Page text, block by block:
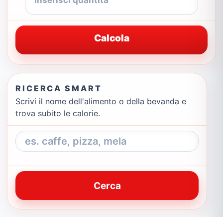
Calcola
RICERCA SMART
Scrivi il nome dell'alimento o della bevanda e
trova subito le calorie.
Cerca